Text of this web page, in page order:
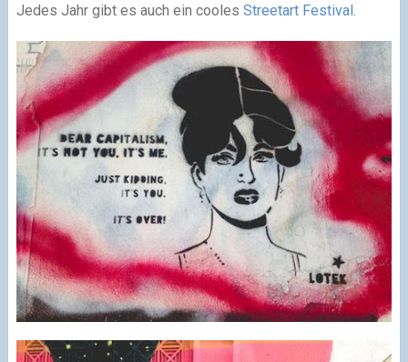
Jedes Jahr gibt es auch ein cooles Streetart Festival.